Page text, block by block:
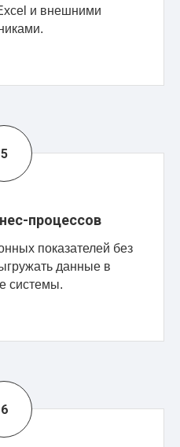
и внешними
процессов
показателей без
данные в
системы.